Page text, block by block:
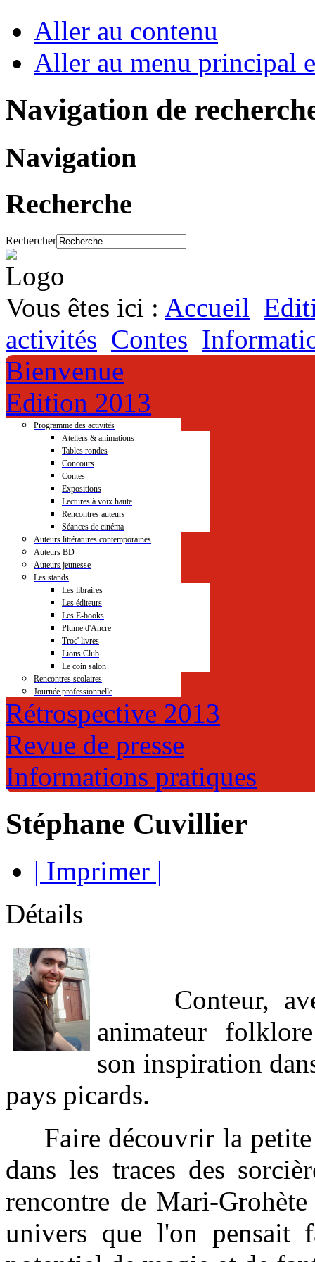
Aller au contenu
Aller au menu principal
Navigation de
Navigation
Recherche
Rechercher
Vous êtes ici : Accueil
activités Contes
Bienvenue
Edition 2013
Programme des activités
Ateliers & animations
Tables rondes
Concours
Contes
Expositions
Lectures à voix haute
Rencontres auteurs
Séances de cinéma
Auteurs littératures contemporaines
Auteurs BD
Auteurs jeunesse
Les stands
Les libraires
Les éditeurs
Les E-books
Plume d'Ancre
Troc' livres
Lions Club
Le coin salon
Rencontres scolaires
Journée professionnelle
Rétrospective 2013
Revue de presse
Informations pratiques
Stéphane Cuvillier
| Imprimer |
Détails
Conteur,
animateur
son inspiration
pays picards.
Faire découvrir la petite
dans les traces des
rencontre de Mari-
univers que l'on pensait